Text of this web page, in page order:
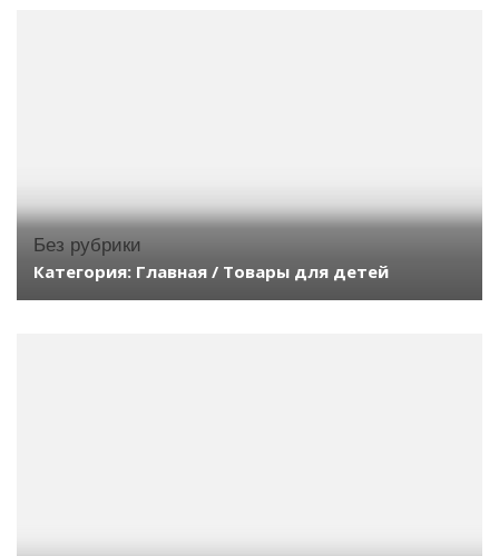
Без рубрики
Категория: Главная / Товары для детей